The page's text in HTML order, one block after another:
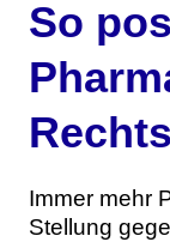
Jubiläum
Newsletter
Mediadaten
Themen
So
Immer mehr
Stellung